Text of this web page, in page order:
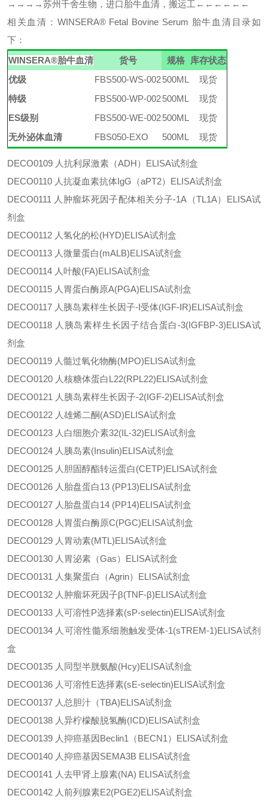
→→→→苏州千舍生物，进口胎牛血清，搬运工←←←←←←
相关血清： WINSERA® Fetal Bovine Serum 胎牛血清 目录如
下：
WINSERA®胎牛血清 货号 规格
库存状态
优级
FBS500-WS-002500ML
现货
特级
FBS500-WP-002500ML
现货
ES级别
FBS500-WE-002500ML
现货
无外泌体血清
FBS050-EXO 500ML 现货
DECO0109 人抗利尿激素（ADH）ELISA试剂盒
DECO0110 人抗凝血素抗体IgG（aPT2）ELISA试剂盒
DECO0111 人肿瘤坏死因子配体相关分子-1A（TL1A）ELISA试
剂盒
DECO0112 人氢化的松(HYD)ELISA试剂盒
DECO0113 人微量蛋白(mALB)ELISA试剂盒
DECO0114 人叶酸(FA)ELISA试剂盒
DECO0115 人胃蛋白酶原A(PGA)ELISA试剂盒
DECO0117 人胰岛素样生长因子-Ⅰ受体(IGF-ⅠR)ELISA试剂盒
DECO0118 人胰岛素样生长因子结合蛋白-3(IGFBP-3)ELISA试
剂盒
DECO0119 人髓过氧化物酶(MPO)ELISA试剂盒
DECO0120 人核糖体蛋白L22(RPL22)ELISA试剂盒
DECO0121 人胰岛素样生长因子-2(IGF-2)ELISA试剂盒
DECO0122 人雄烯二酮(ASD)ELISA试剂盒
DECO0123 人白细胞介素32(IL-32)ELISA试剂盒
DECO0124 人胰岛素(Insulin)ELISA试剂盒
DECO0125 人胆固醇酯转运蛋白(CETP)ELISA试剂盒
DECO0126 人胎盘蛋白13 (PP13)ELISA试剂盒
DECO0127 人胎盘蛋白14 (PP14)ELISA试剂盒
DECO0128 人胃蛋白酶原C(PGC)ELISA试剂盒
DECO0129 人胃动素(MTL)ELISA试剂盒
DECO0130 人胃泌素（Gas）ELISA试剂盒
DECO0131 人集聚蛋白（Agrin）ELISA试剂盒
DECO0132 人肿瘤坏死因子β(TNF-β)ELISA试剂盒
DECO0133 人可溶性P选择素(sP-selectin)ELISA试剂盒
DECO0134 人可溶性髓系细胞触发受体-1(sTREM-1)ELISA试剂
盒
DECO0135 人同型半胱氨酸(Hcy)ELISA试剂盒
DECO0136 人可溶性E选择素(sE-selectin)ELISA试剂盒
DECO0137 人总胆汁（TBA)ELISA试剂盒
DECO0138 人异柠檬酸脱氢酶(ICD)ELISA试剂盒
DECO0139 人抑癌基因Beclin1（BECN1）ELISA试剂盒
DECO0140 人抑癌基因SEMA3B ELISA试剂盒
DECO0141 人去甲肾上腺素(NA) ELISA试剂盒
DECO0142 人前列腺素E2(PGE2)ELISA试剂盒